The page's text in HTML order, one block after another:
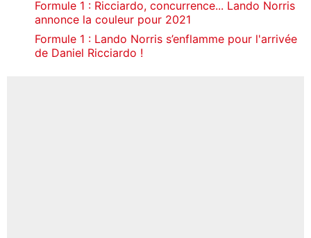
Formule 1 : Ricciardo, concurrence... Lando Norris
annonce la couleur pour 2021
Formule 1 : Lando Norris s’enflamme pour l'arrivée
de Daniel Ricciardo !